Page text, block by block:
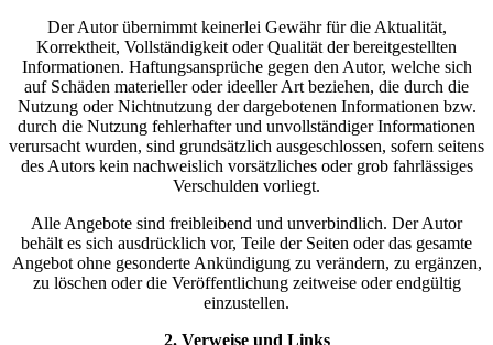
Der Autor übernimmt keinerlei Gewähr für die Aktualität,
Korrektheit, Vollständigkeit oder Qualität der bereitgestellten
Informationen. Haftungsansprüche gegen den Autor, welche sich
auf Schäden materieller oder ideeller Art beziehen, die durch die
Nutzung oder Nichtnutzung der dargebotenen Informationen bzw.
durch die Nutzung fehlerhafter und unvollständiger Informationen
verursacht wurden, sind grundsätzlich ausgeschlossen, sofern seitens
des Autors kein nachweislich vorsätzliches oder grob fahrlässiges
Verschulden vorliegt.
Alle Angebote sind freibleibend und unverbindlich. Der Autor
behält es sich ausdrücklich vor, Teile der Seiten oder das gesamte
Angebot ohne gesonderte Ankündigung zu verändern, zu ergänzen,
zu löschen oder die Veröffentlichung zeitweise oder endgültig
einzustellen.
2. Verweise und Links